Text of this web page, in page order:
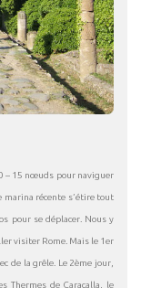
– 15 nœuds pour naviguer
marina récente s’étire tout
pour se déplacer. Nous y
visiter Rome. Mais le 1er
de la grêle. Le 2ème jour,
Thermes de Caracalla, le